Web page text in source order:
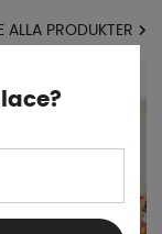
ALLA PRODUKTER